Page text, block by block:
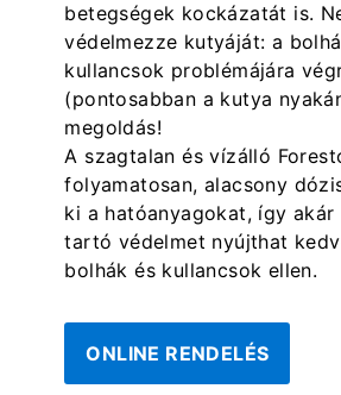
betegségek kockázatát is.
védelmezze kutyáját: a
kullancsok problémájára
(pontosabban a kutya
megoldás!
A szagtalan és vízálló
folyamatosan, alacsony
ki a hatóanyagokat, így akár
tartó védelmet nyújthat
bolhák és kullancsok ellen.
ONLINE RENDELÉS